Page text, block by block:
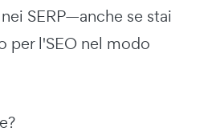
SERP—anche se stai
per l'SEO nel modo